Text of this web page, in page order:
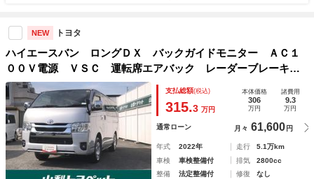
NEW トヨタ
ハイエースバン ロングＤＸ バックガイドモニター ＡＣ１
００Ｖ電源 ＶＳＣ 運転席エアバック レーダーブレーキ
ＬＥＤヘッド リアクーラー キーレスキー 定期点検記録
簿 前席パワーウィンドウ ＥＴＣ車載器 ベンチシート パ
ワステ
支払総額(税込)
315.3 万円
本体価格
306
万円
諸費用
9.3
万円
通常ローン 月々 61,600 円
年式 2022年 走行
5.1万km
車検
車検整備付 排気
2800cc
整備
法定整備付 修復
なし